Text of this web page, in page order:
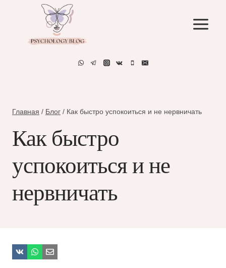
содержимому
Главная / Блог / Как быстро успокоиться и не нервничать
Как быстро
успокоиться и не
нервничать